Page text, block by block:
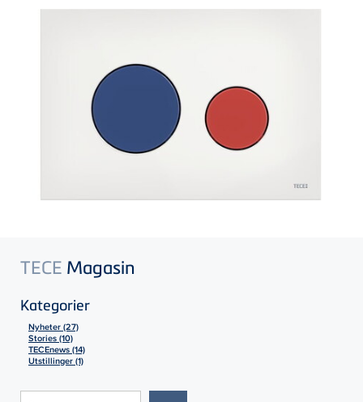
TECE Magasin
Kategorier
Nyheter (27)
Stories (10)
TECEnews (14)
Utstillinger (1)